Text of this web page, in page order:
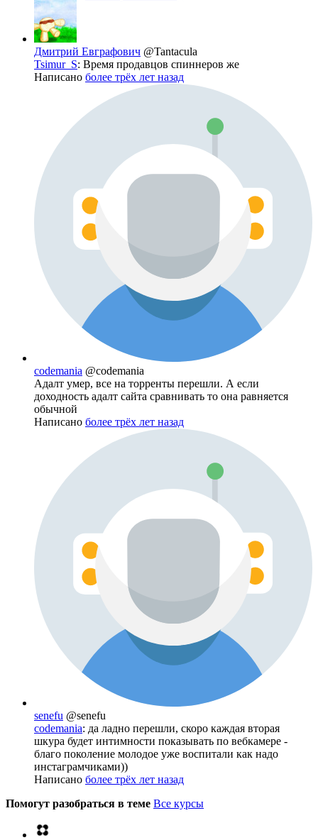
Дмитрий Евграфович @Tantacula
Tsimur_S: Время продавцов спиннеров же
Написано более трёх лет назад
codemania @codemania
Адалт умер, все на торренты перешли. А если
доходность адалт сайта сравнивать то она равняется
обычной
Написано более трёх лет назад
senefu @senefu
codemania: да ладно перешли, скоро каждая вторая
шкура будет интимности показывать по вебкамере -
благо поколение молодое уже воспитали как надо
инстаграмчиками))
Написано более трёх лет назад
Помогут разобраться в теме Все курсы